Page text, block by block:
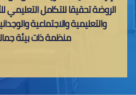
الروضة تحقيقا للتكامل التعليمي
والتعليمية والاجتماعية
منظمة ذات بيئة